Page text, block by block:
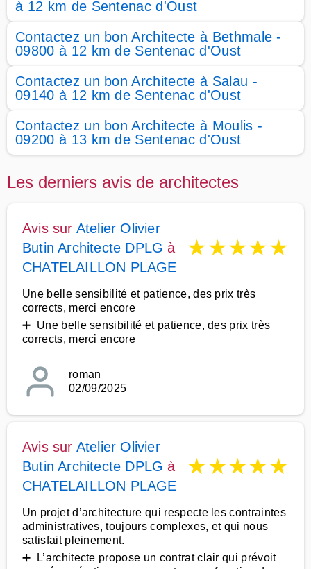
à 12 km de Sentenac d'Oust
Contactez un bon Architecte à Bethmale -
09800 à 12 km de Sentenac d'Oust
Contactez un bon Architecte à Salau -
09140 à 12 km de Sentenac d'Oust
Contactez un bon Architecte à Moulis -
09200 à 13 km de Sentenac d'Oust
Les derniers avis de architectes
Avis sur Atelier Olivier
Butin Architecte DPLG à
CHATELAILLON PLAGE
★★★★★
Une belle sensibilité et patience, des prix très
corrects, merci encore
➕ Une belle sensibilité et patience, des prix très
corrects, merci encore
roman
02/09/2025
Avis sur Atelier Olivier
Butin Architecte DPLG à
CHATELAILLON PLAGE
★★★★★
Un projet d’architecture qui respecte les contraintes
administratives, toujours complexes, et qui nous
satisfait pleinement.
➕ L’architecte propose un contrat clair qui prévoit